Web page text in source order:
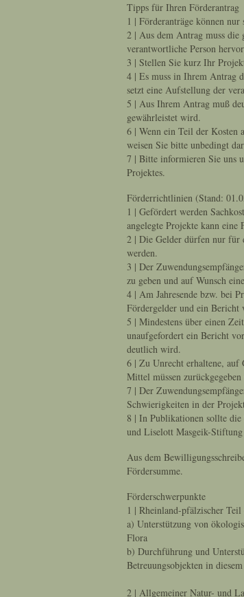
Tipps für Ihren Förderantrag
1 | Förderanträge können
2 | Aus dem Antrag muss die
verantwortliche Person
3 | Stellen Sie kurz Ihr
4 | Es muss in Ihrem Antrag
setzt eine Aufstellung der
5 | Aus Ihrem Antrag muß
gewährleistet wird.
6 | Wenn ein Teil der Kosten
weisen Sie bitte unbedingt
7 | Bitte informieren Sie uns
Projektes.
Förderrichtlinien (Stand:
1 | Gefördert werden
angelegte Projekte kann eine
2 | Die Gelder dürfen nur für
werden.
3 | Der
zu geben und auf Wunsch
4 | Am Jahresende bzw. bei
Fördergelder und ein Bericht
5 | Mindestens über einen
unaufgefordert ein Bericht
deutlich wird.
6 | Zu Unrecht erhaltene,
Mittel müssen zurückgegeben
7 | Der
Schwierigkeiten in der
8 | In Publikationen sollte
und Liselott Masgeik-
Aus dem
Fördersumme.
Förderschwerpunkte
1 | Rheinland-pfälzischer Teil
a) Unterstützung von
Flora
b) Durchführung und
Betreuungsobjekten in
2 | Allgemeiner Natur- und